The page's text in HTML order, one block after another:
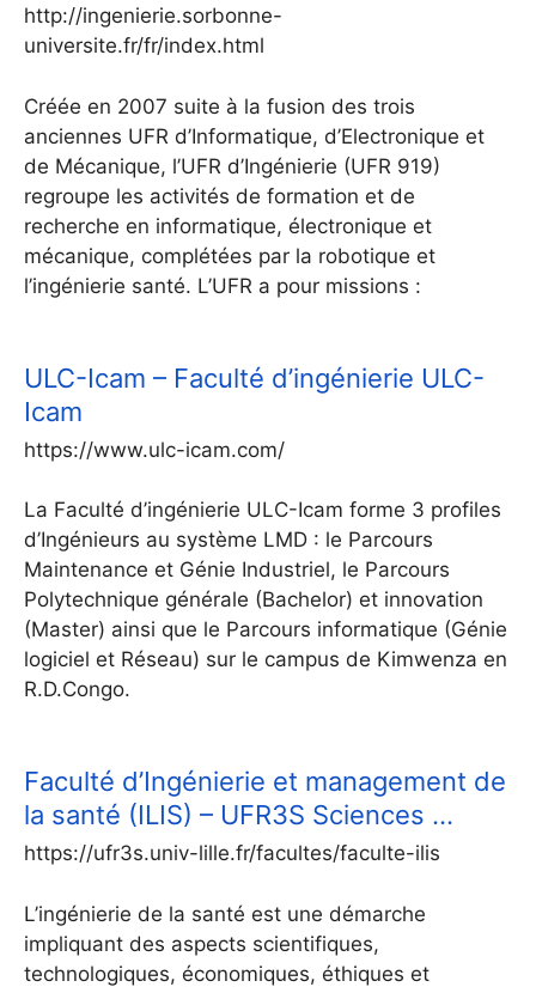
http://ingenierie.sorbonne-
universite.fr/fr/index.html
Créée en 2007 suite à la fusion des trois
anciennes UFR d’Informatique, d’Electronique et
de Mécanique, l’UFR d’Ingénierie (UFR 919)
regroupe les activités de formation et de
recherche en informatique, électronique et
mécanique, complétées par la robotique et
l’ingénierie santé. L’UFR a pour missions :
ULC-Icam – Faculté d’ingénierie ULC-
Icam
https://www.ulc-icam.com/
La Faculté d’ingénierie ULC-Icam forme 3 profiles
d’Ingénieurs au système LMD : le Parcours
Maintenance et Génie Industriel, le Parcours
Polytechnique générale (Bachelor) et innovation
(Master) ainsi que le Parcours informatique (Génie
logiciel et Réseau) sur le campus de Kimwenza en
R.D.Congo.
Faculté d’Ingénierie et management de
la santé (ILIS) – UFR3S Sciences …
https://ufr3s.univ-lille.fr/facultes/faculte-ilis
L’ingénierie de la santé est une démarche
impliquant des aspects scientifiques,
technologiques, économiques, éthiques et